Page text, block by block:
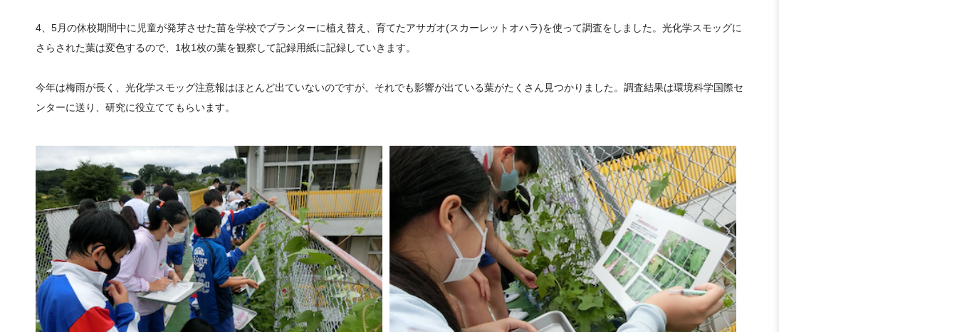
4、5月の休校期間中に児童が発芽させた苗を学校でプランターに植え替え、育てたアサガオ(スカーレットオハラ)を使って調査をしました。光化学スモッグに
さらされた葉は変色するので、1枚1枚の葉を観察して記録用紙に記録していきます。
今年は梅雨が長く、光化学スモッグ注意報はほとんど出ていないのですが、それでも影響が出ている葉がたくさん見つかりました。調査結果は環境科学国際セ
ンターに送り、研究に役立ててもらいます。